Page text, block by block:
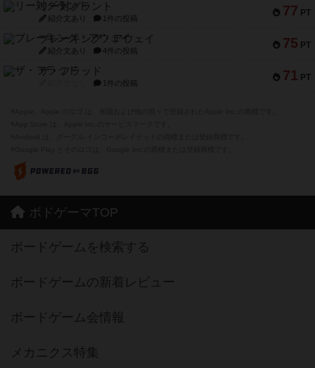
77 PT
リー対グラント
紹介文あり 1件の投稿
75 PT
ブレーキング・アウェイ
紹介文あり 4件の投稿
71 PT
ザ・フラッド
1件の投稿
ボドゲーマTOP
ボードゲームを検索する
ボードゲームの新着レビュー
ボードゲーム会情報
メカニクス特集